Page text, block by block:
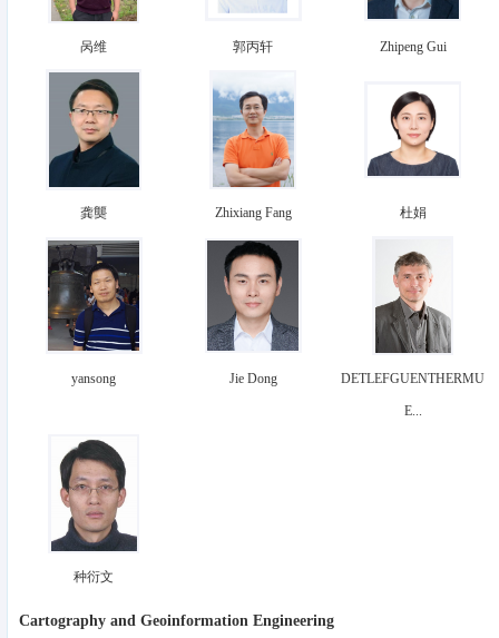
呙维 郭丙轩 Zhipeng Gui
龚龑 Zhixiang Fang 杜娟
yansong Jie Dong DETLEFGUENTHERMU
E...
种衍文
Cartography and Geoinformation Engineering